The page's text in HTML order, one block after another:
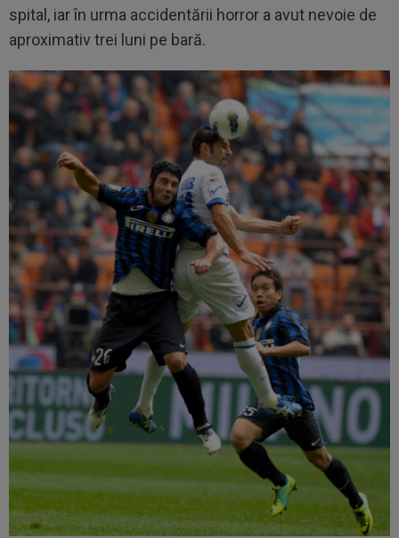
spital, iar în urma accidentării horror a avut nevoie de
aproximativ trei luni pe bară.